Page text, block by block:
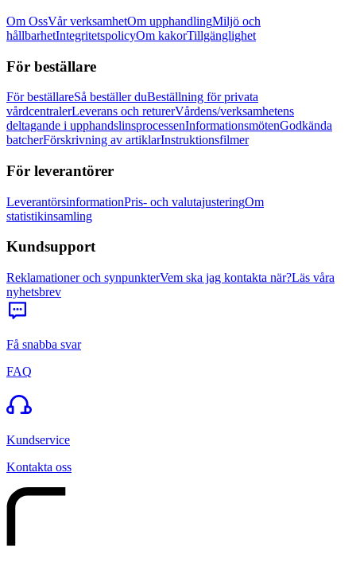
Om OssVår verksamhetOm upphandlingMiljö och
hållbarhetIntegritetspolicyOm kakorTillgänglighet
För beställare
För beställareSå beställer duBeställning för privata
vårdcentralerLeverans och returerVårdens/verksamhetens
deltagande i upphandslinsprocessenInformationsmötenGodkända
batcherFörskrivning av artiklarInstruktionsfilmer
För leverantörer
LeverantörsinformationPris- och valutajusteringOm
statistikinsamling
Kundsupport
Reklamationer och synpunkterVem ska jag kontakta när?Läs våra
nyhetsbrev
Få snabba svar
FAQ
Kundservice
Kontakta oss